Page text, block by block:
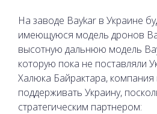
На заводе Baykar в Украине
имеющуюся модель дронов
высотную дальнюю модель
которую пока не поставляли
Халюка Байрактара,
поддерживать Украину,
стратегическим партнером: